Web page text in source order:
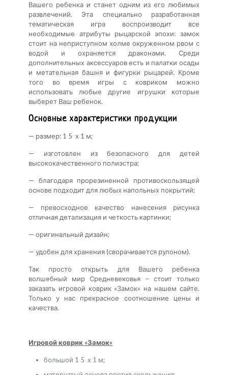
Вашего ребенка и станет одним из его любимых
развлечений. Эта специально разработанная
тематическая игра воспроизводит все
необходимые атрибуты рыцарской эпохи: замок
стоит на неприступном холме окруженном рвом с
водой и охраняется драконами. Среди
дополнительных аксессуаров есть и палатки осады
и метательная башня и фигурки рыцарей. Кроме
того во время игры с ковриком можно
использовать любые другие игрушки которые
выберет Ваш ребенок.
Основные характеристики продукции
— размер: 1 5 х 1 м;
— изготовлен из безопасного для детей
высококачественного полиэстра;
— благодаря прорезиненной противоскользящей
основе подходит для любых напольных покрытий;
— превосходное качество нанесения рисунка
отличная детализация и четкость картинки;
— оригинальный дизайн;
— удобен для хранения (сворачивается рулоном).
Так просто открыть для Вашего ребенка
волшебный мир Средневековья – стоит только
заказать игровой коврик «Замок» на нашем сайте.
Только у нас прекрасное соотношение цены и
качества.
Игровой коврик «Замок»
большой 1 5 х 1 м;